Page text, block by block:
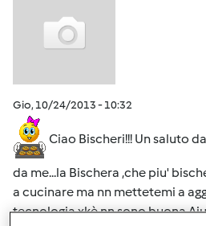
Gio, 10/24/2013 - 10:32
Ciao Bischeri!!! Un saluto
da me...la Bischera ,che piu'
a cucinare ma nn mettetemi a
tecnologia xkè nn sono